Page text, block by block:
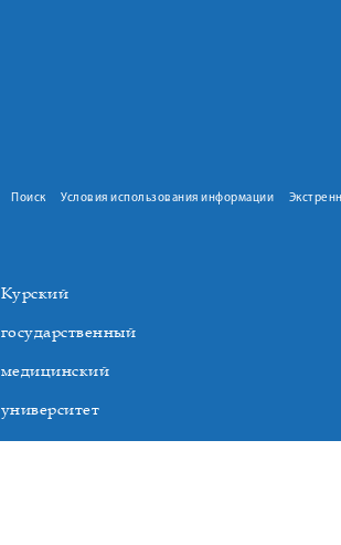
Поиск Условия использования информации
Курский
государственный
медицинский
университет